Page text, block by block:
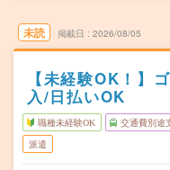
未読 掲載日 2026/08/05
【未経験OK！】
入/日払いOK
職種未経験OK 交通費別途
派遣